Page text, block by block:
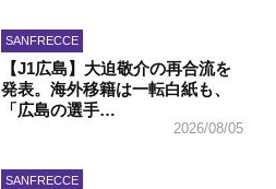
SANFRECCE
【J1広島】大迫敬介の再合流を
発表。海外移籍は一転白紙も、
「広島の選手…
2026/08/05
SANFRECCE